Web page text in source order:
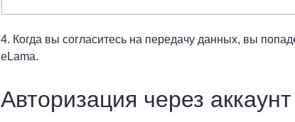
4. Когда вы согласитесь на передачу данных, вы
eLama.
Авторизация через